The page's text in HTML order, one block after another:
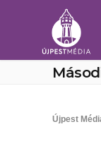
Újpest